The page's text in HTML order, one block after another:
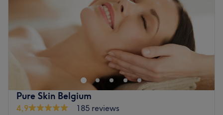
14:00
Gesloten
RD Beauté Waterloo est un institut de beauté situé au 8
Clos des Rocailles, dans la ville de Waterloo. Profitez d'un
moment rien qu'à vous grâce à des soins sur mesure
effectués avec professionnalisme. Que ce soit pour une
pause bien-être rapide ou une journée de cocooning, le
salon met l'accent sur les soins et garantit une expérience
mémorable. C'est l'endroit idéal pour prendre soin de
Pure Skin Belgium
4,9
185 reviews